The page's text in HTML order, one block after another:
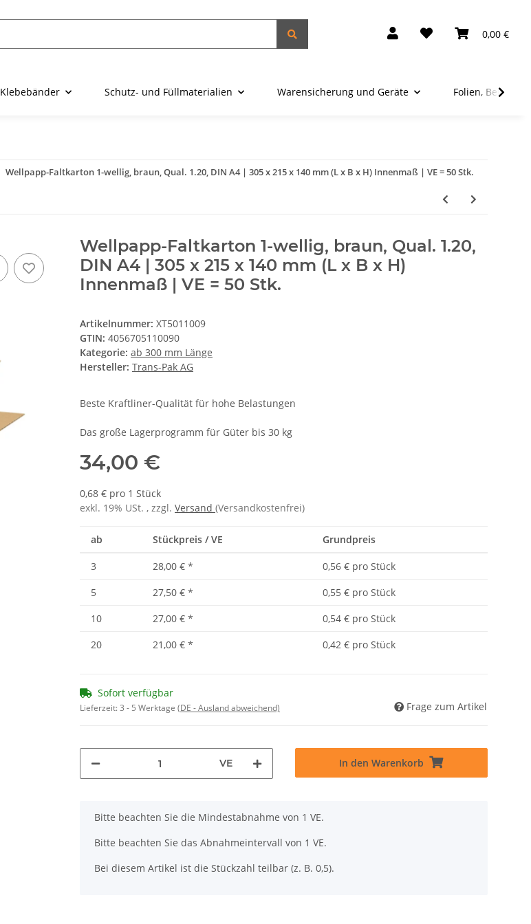
0,00 €
Klebebänder Schutz- und Füllmaterialien Warensicherung und Geräte Folien, Beutel
Wellpapp-Faltkarton 1-wellig, braun, Qual. 1.20, DIN A4 | 305 x 215 x 140 mm (L x B x H) Innenmaß | VE = 50 Stk.
Wellpapp-Faltkarton 1-wellig, braun, Qual. 1.20,
DIN A4 | 305 x 215 x 140 mm (L x B x H)
Innenmaß | VE = 50 Stk.
Artikelnummer: XT5011009
GTIN: 4056705110090
Kategorie: ab 300 mm Länge
Hersteller: Trans-Pak AG
Beste Kraftliner-Qualität für hohe Belastungen
Das große Lagerprogramm für Güter bis 30 kg
34,00 €
0,68 € pro 1 Stück
exkl. 19% USt. , zzgl. Versand (Versandkostenfrei)
ab Stückpreis / VE Grundpreis
3 28,00 € *
0,56 € pro Stück
5
27,50 € *
0,55 € pro Stück
10
27,00 € *
0,54 € pro Stück
20
21,00 € * 0,42 € pro Stück
Sofort verfügbar
Lieferzeit:3 - 5 Werktage (DE - Ausland abweichend) Frage zum Artikel
VE In den Warenkorb
x
Bitte beachten Sie die Mindestabnahme von 1 VE.
Bitte beachten Sie das Abnahmeintervall von 1 VE.
Bei diesem Artikel ist die Stückzahl teilbar (z. B. 0,5).